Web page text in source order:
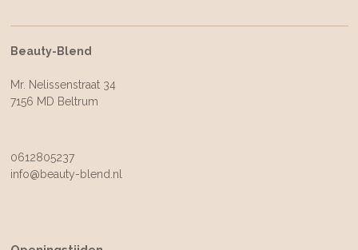
Beauty-Blend
Mr. Nelissenstraat 34
7156 MD Beltrum
0612805237
info@beauty-blend.nl